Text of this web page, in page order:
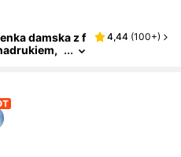
damska z f
4,44 (100+)